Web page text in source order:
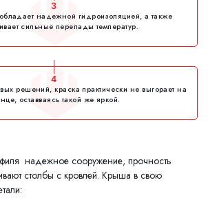
3
надежной гидроизоляцией, а также
сильные перепады температур.
4
решений, краска практически не выгорает на
оставваясь такой же яркой.
надежное сооружение, прочность
столбы с кровлей. Крыша в свою